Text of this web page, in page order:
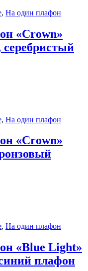
, На один плафон
«Crown»
серебристый
, На один плафон
«Crown»
, На один плафон
«Blue Light»
плафон